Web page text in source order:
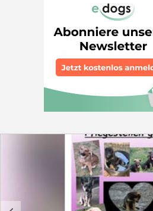
Verein, den Hunden aus Spanien
"Starthilfe" in Deutschland zu
bekommt ? Hundeküsse,
Erlebnisse, unvergessliche
einem tollem Team, nämlich uns
? Wir sind bei Facebook mit der
e.V Desweiteren findet man viele
und auch zu einigen Hunden und
unserer Homepage:
Emailadresse ist :
ehrenamtlichen Arbeit und
und mit Hunden, bei uns melden